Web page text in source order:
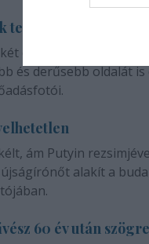
természetéről
darabja a másik ember
és derűsebb oldalát is
ám Putyin
alakít a
60 év után szögre